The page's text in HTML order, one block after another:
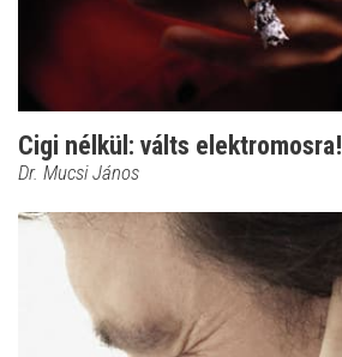
Cigi nélkül: válts elektromosra!
Dr. Mucsi János